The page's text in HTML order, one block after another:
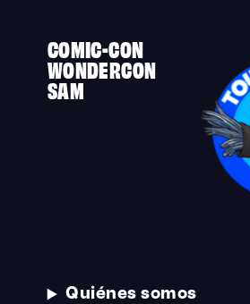
COMIC-CON
WONDERCON
SAM
Quiénes somos